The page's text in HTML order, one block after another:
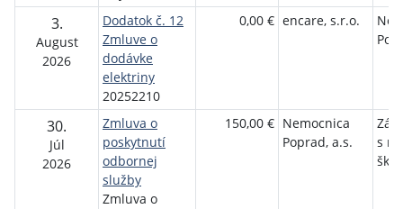
3.
August
2026
Dodatok č. 12
Zmluve o
dodávke
elektriny
20252210
0,00 € encare, s.r.o.
30.
Júl
2026
Zmluva o
poskytnutí
odbornej
služby
Zmluva o
150,00 € Nemocnica
Poprad, a.s.
s